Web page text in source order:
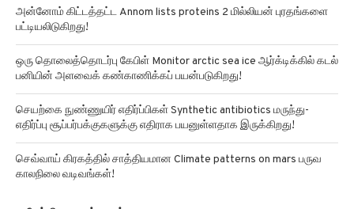
அன்னோம் கிட்டத்தட்ட Annom lists proteins 2 மில்லியன் புரதங்களை
பட்டியலிடுகிறது!
ஒரு தொலைத்தொடர்பு கேபிள் Monitor arctic sea ice ஆர்க்டிக்கில் கடல்
பனியின் அளவைக் கண்காணிக்கப் பயன்படுகிறது!
செயற்கை நுண்ணுயிர் எதிர்ப்பிகள் Synthetic antibiotics மருந்து-
எதிர்ப்பு சூப்பர்பக்குகளுக்கு எதிராக பயனுள்ளதாக இருக்கிறது!
செவ்வாய் கிரகத்தில் சாத்தியமான Climate patterns on mars பருவ
காலநிலை வடிவங்கள்!